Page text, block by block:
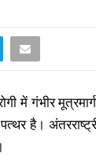
में गंभीर
है।